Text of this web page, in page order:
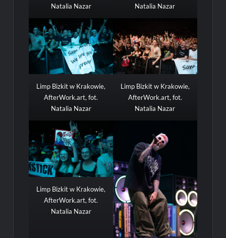
Natalia Nazar
Natalia Nazar
Limp Bizkit w Krakowie,
AfterWork.art, fot.
Natalia Nazar
Limp Bizkit w Krakowie,
AfterWork.art, fot.
Natalia Nazar
Limp Bizkit w Krakowie,
AfterWork.art, fot.
Natalia Nazar